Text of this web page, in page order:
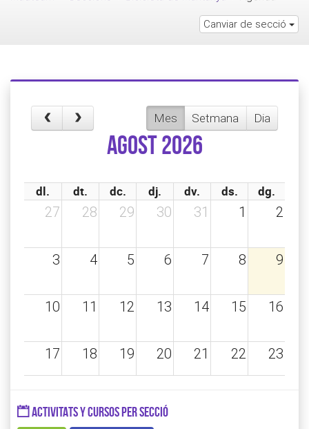
Canviar de secció
Mes Setmana Dia
agost 2026
dl. dt. dc. dj. dv. ds. dg.
27 28 29 30 31 1 2
3 4 5 6 7 8 9
10 11 12 13 14 15 16
17 18 19 20 21 22 23
ACTIVITATS Y CURSOS PER SECCIÓ